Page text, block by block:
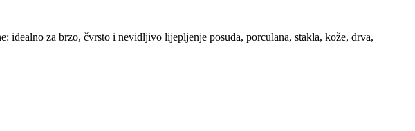
za brzo, čvrsto i nevidljivo lijepljenje posuđa, porculana, stakla, kože, drva,